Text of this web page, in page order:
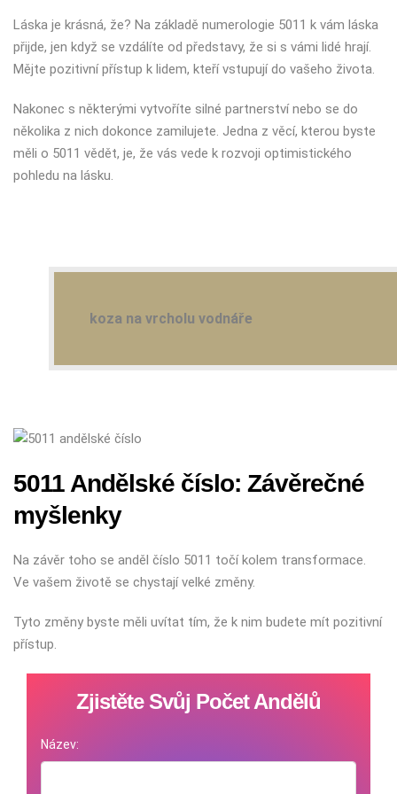
Láska je krásná, že? Na základě numerologie 5011 k vám láska
přijde, jen když se vzdálíte od představy, že si s vámi lidé hrají.
Mějte pozitivní přístup k lidem, kteří vstupují do vašeho života.
Nakonec s některými vytvoříte silné partnerství nebo se do
několika z nich dokonce zamilujete. Jedna z věcí, kterou byste
měli o 5011 vědět, je, že vás vede k rozvoji optimistického
pohledu na lásku.
koza na vrcholu vodnáře
5011 Andělské číslo: Závěrečné
myšlenky
Na závěr toho se anděl číslo 5011 točí kolem transformace.
Ve vašem životě se chystají velké změny.
Tyto změny byste měli uvítat tím, že k nim budete mít pozitivní
přístup.
Zjistěte Svůj Počet Andělů
Název: